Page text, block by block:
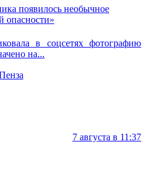
появилось необычное
опасности»
в соцсетях фотографию
на...
7 августа в 11:37